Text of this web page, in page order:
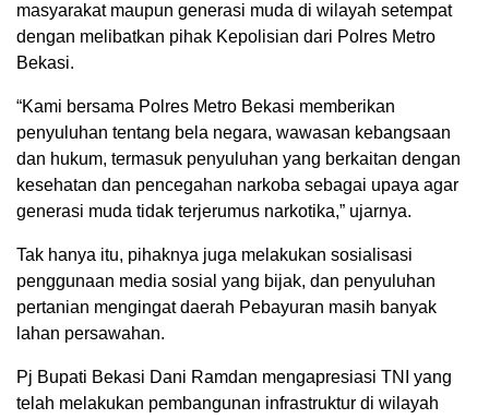
masyarakat maupun generasi muda di wilayah setempat
dengan melibatkan pihak Kepolisian dari Polres Metro
Bekasi.
“Kami bersama Polres Metro Bekasi memberikan
penyuluhan tentang bela negara, wawasan kebangsaan
dan hukum, termasuk penyuluhan yang berkaitan dengan
kesehatan dan pencegahan narkoba sebagai upaya agar
generasi muda tidak terjerumus narkotika,” ujarnya.
Tak hanya itu, pihaknya juga melakukan sosialisasi
penggunaan media sosial yang bijak, dan penyuluhan
pertanian mengingat daerah Pebayuran masih banyak
lahan persawahan.
Pj Bupati Bekasi Dani Ramdan mengapresiasi TNI yang
telah melakukan pembangunan infrastruktur di wilayah